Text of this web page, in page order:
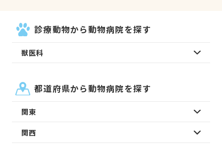
診療動物から動物病院を探す
獣医科
都道府県から動物病院を探す
関東
関西